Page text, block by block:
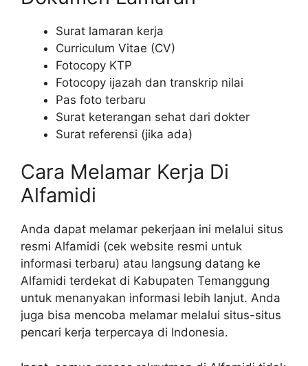
Surat lamaran kerja
Curriculum Vitae (CV)
Fotocopy KTP
Fotocopy ijazah dan transkrip nilai
Pas foto terbaru
Surat keterangan sehat dari dokter
Surat referensi (jika ada)
Cara Melamar Kerja Di
Alfamidi
Anda dapat melamar pekerjaan ini melalui situs
resmi Alfamidi (cek website resmi untuk
informasi terbaru) atau langsung datang ke
Alfamidi terdekat di Kabupaten Temanggung
untuk menanyakan informasi lebih lanjut. Anda
juga bisa mencoba melamar melalui situs-situs
pencari kerja terpercaya di Indonesia.